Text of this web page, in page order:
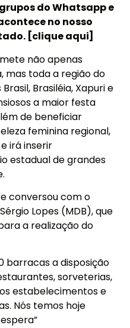
do Whatsapp e
no nosso
[clique aqui]
não apenas
mas toda a região do
Brasiléia, Xapuri e
a maior festa
de beneficiar
feminina regional,
irá inserir
estadual de grandes
conversou com o
Lopes (MDB), que
a realização do
barracas a disposição
sorveterias,
estabelecimentos e
Nós temos hoje